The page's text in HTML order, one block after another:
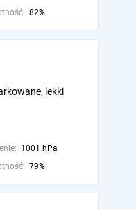
82%
lekki
1001 hPa
79%